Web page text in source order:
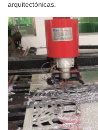
arquitectónicas.